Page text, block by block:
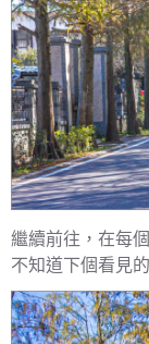
繼續前往，在每
不知道下個看見